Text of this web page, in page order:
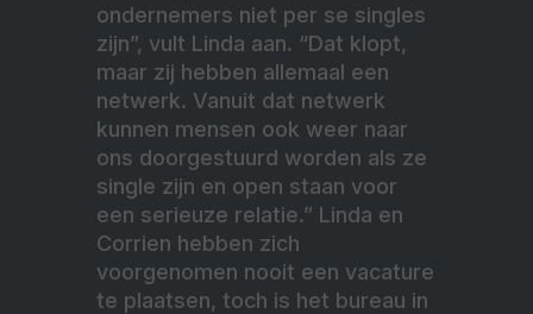
ondernemers niet per se singles
zijn”, vult Linda aan. “Dat klopt,
maar zij hebben allemaal een
netwerk. Vanuit dat netwerk
kunnen mensen ook weer naar
ons doorgestuurd worden als ze
single zijn en open staan voor
een serieuze relatie.” Linda en
Corrien hebben zich
voorgenomen nooit een vacature
te plaatsen, toch is het bureau in